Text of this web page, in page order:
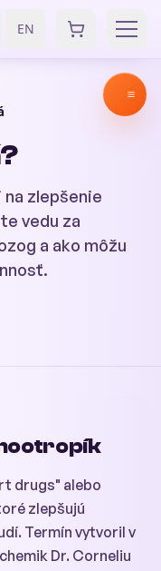
EN
zlepšenie
vedu za
a ako môžu
drugs" alebo
zlepšujú
Termín vytvoril v
Dr. Corneliu